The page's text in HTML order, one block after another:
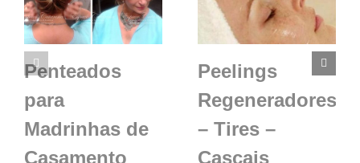
Penteados
para
Madrinhas de
Casamento
Peelings
Regeneradores
– Tires –
Cascais